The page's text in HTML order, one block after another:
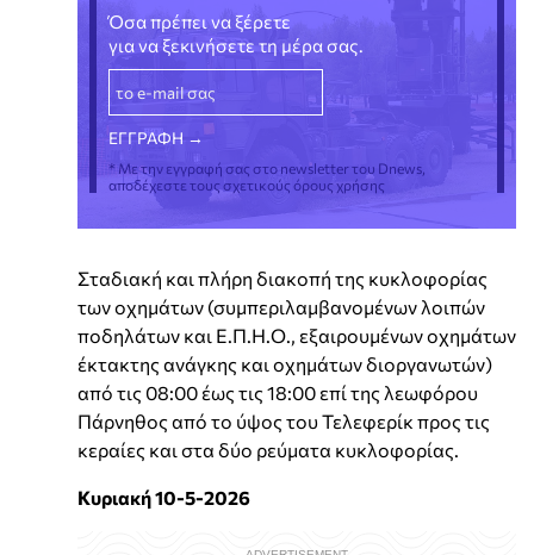
Όσα πρέπει να ξέρετε
για να ξεκινήσετε τη μέρα σας.
* Με την εγγραφή σας στο newsletter του Dnews,
αποδέχεστε τους σχετικούς όρους χρήσης
Σταδιακή και πλήρη διακοπή της κυκλοφορίας
των οχημάτων (συμπεριλαμβανομένων λοιπών
ποδηλάτων και Ε.Π.Η.Ο., εξαιρουμένων οχημάτων
έκτακτης ανάγκης και οχημάτων διοργανωτών)
από τις 08:00 έως τις 18:00 επί της λεωφόρου
Πάρνηθος από το ύψος του Τελεφερίκ προς τις
κεραίες και στα δύο ρεύματα κυκλοφορίας.
Κυριακή 10-5-2026